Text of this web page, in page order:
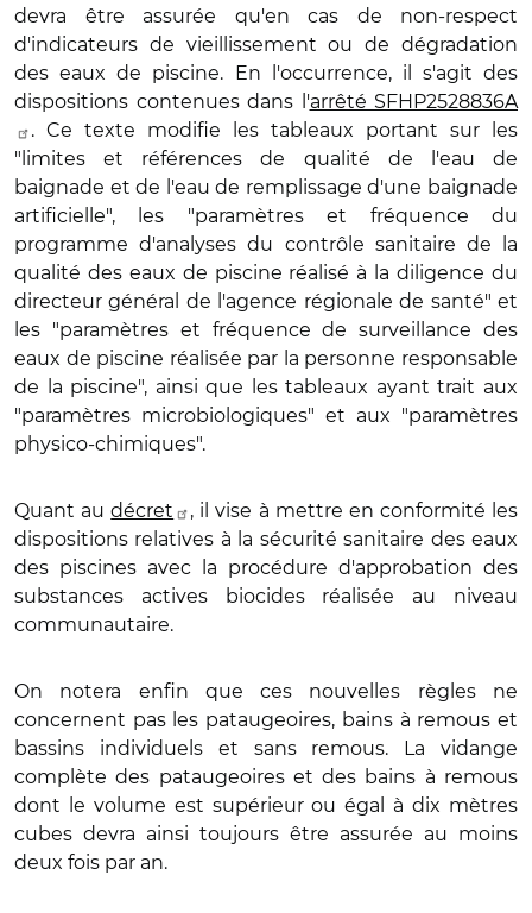
devra être assurée qu'en cas de non-respect
d'indicateurs de vieillissement ou de dégradation
des eaux de piscine. En l'occurrence, il s'agit des
dispositions contenues dans l'arrêté SFHP2528836A
. Ce texte modifie les tableaux portant sur les
"limites et références de qualité de l'eau de
baignade et de l'eau de remplissage d'une baignade
artificielle", les "paramètres et fréquence du
programme d'analyses du contrôle sanitaire de la
qualité des eaux de piscine réalisé à la diligence du
directeur général de l'agence régionale de santé" et
les "paramètres et fréquence de surveillance des
eaux de piscine réalisée par la personne responsable
de la piscine", ainsi que les tableaux ayant trait aux
"paramètres microbiologiques" et aux "paramètres
physico-chimiques".
Quant audécret
, il vise à mettre en conformité les
dispositions relatives à la sécurité sanitaire des eaux
des piscines avec la procédure d'approbation des
substances actives biocides réalisée au niveau
communautaire.
On notera enfin que ces nouvelles règles ne
concernent pas les pataugeoires, bains à remous et
bassins individuels et sans remous. La vidange
complète des pataugeoires et des bains à remous
dont le volume est supérieur ou égal à dix mètres
cubes devra ainsi toujours être assurée au moins
deux fois par an.